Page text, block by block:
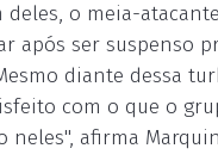
deles, o meia-
após ser suspenso
diante dessa
com o que o
neles", afirma